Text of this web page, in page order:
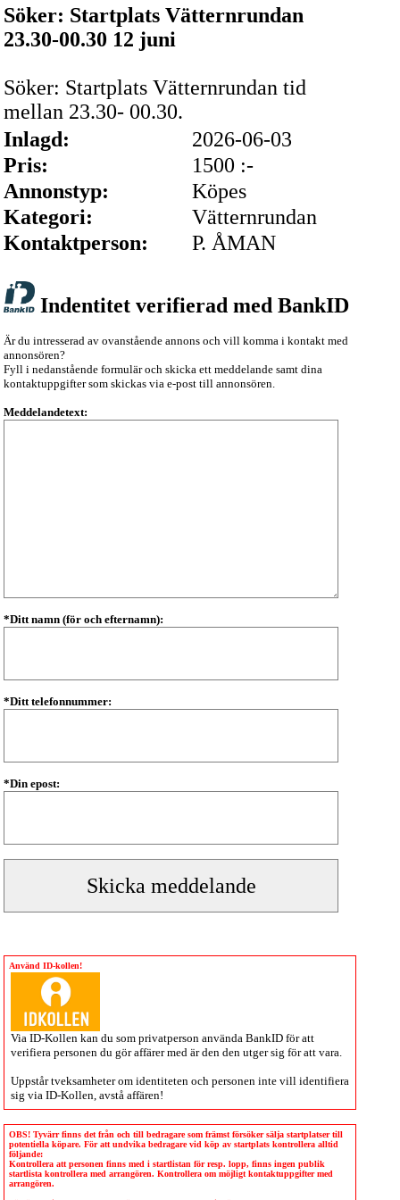
Söker: Startplats Vätternrundan
23.30-00.30 12 juni
Söker: Startplats Vätternrundan tid
mellan 23.30- 00.30.
Inlagd:
2026-06-03
Pris:
1500 :-
Annonstyp:
Köpes
Kategori:
Vätternrundan
Kontaktperson:
P. ÅMAN
Indentitet verifierad med BankID
Är du intresserad av ovanstående annons och vill komma i kontakt med
annonsören?
Fyll i nedanstående formulär och skicka ett meddelande samt dina
kontaktuppgifter som skickas via e-post till annonsören.
Meddelandetext:
*Ditt namn (för och efternamn):
*Ditt telefonnummer:
*Din epost:
Använd ID-kollen!
Via ID-Kollen kan du som privatperson använda BankID för att
verifiera personen du gör affärer med är den den utger sig för att vara.
Uppstår tveksamheter om identiteten och personen inte vill identifiera
sig via ID-Kollen , avstå affären!
OBS! Tyvärr finns det från och till bedragare som främst försöker sälja startplatser till
potentiella köpare. För att undvika bedragare vid köp av startplats kontrollera alltid
följande:
Kontrollera att personen finns med i startlistan för resp. lopp, finns ingen publik
startlista kontrollera med arrangören. Kontrollera om möjligt kontaktuppgifter med
arrangören.